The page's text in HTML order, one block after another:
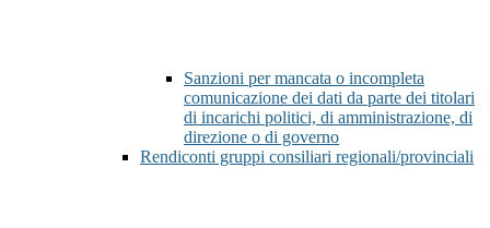
Sanzioni per mancata o incompleta
comunicazione dei dati da parte dei titolari
di incarichi politici, di amministrazione, di
direzione o di governo
Rendiconti gruppi consiliari regionali/provinciali